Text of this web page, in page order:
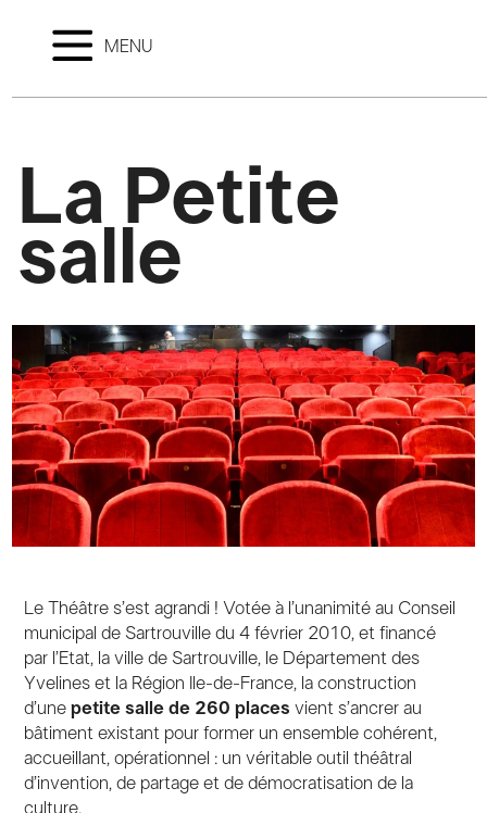
MENU
La Petite
salle
Le Théâtre s’est agrandi ! Votée à l’unanimité au Conseil
municipal de Sartrouville du 4 février 2010, et financé
par l’Etat, la ville de Sartrouville, le Département des
Yvelines et la Région Ile-de-France, la construction
d’une petite salle de 260 places vient s’ancrer au
bâtiment existant pour former un ensemble cohérent,
accueillant, opérationnel : un véritable outil théâtral
d’invention, de partage et de démocratisation de la
culture.